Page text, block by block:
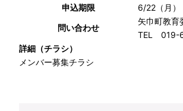
申込期限
6/22（月
問い合わせ
矢巾町教育
TEL 019-
詳細（チラシ）
メンバー募集チラシ